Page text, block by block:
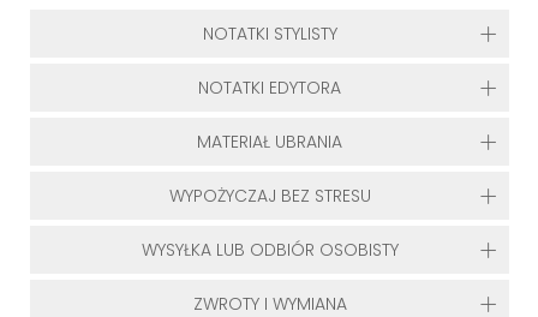
NOTATKI STYLISTY
NOTATKI EDYTORA
MATERIAŁ UBRANIA
WYPOŻYCZAJ BEZ STRESU
WYSYŁKA LUB ODBIÓR OSOBISTY
ZWROTY I WYMIANA